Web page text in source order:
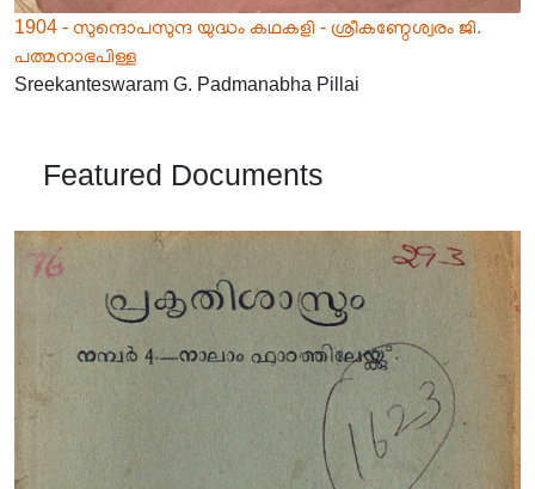
1904 - സുന്ദൊപസുന്ദ യുദ്ധം കഥകളി - ശ്രീകണ്ഠേശ്വരം ജി.
പത്മനാഭപിള്ള
Sreekanteswaram G. Padmanabha Pillai
Featured Documents